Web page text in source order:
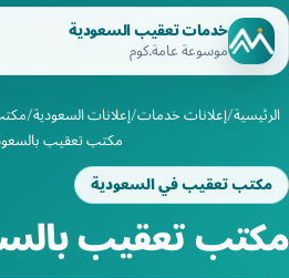
خدمات تعقيب السعودية
موسوعة عامة.كوم
الرئيسية إعلانات خدمات إعلانات السعودية
مكتب تعقيب
مكتب تعقيب في السعودية
مكتب تعقيب